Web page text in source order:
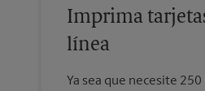
Imprima
línea
Ya sea que necesite